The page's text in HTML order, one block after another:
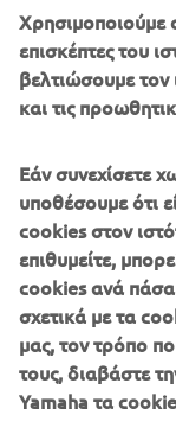
Αυτός ο
πρώτο σύστημα
και ένα "μακρύ
ροπή στις
ελαφρύς
Χρησιμοποιούμε
επισκέπτες του
βελτιώσουμε τον
και τις
Εάν συνεχίσετε
υποθέσουμε ότι
cookies στον
επιθυμείτε,
cookies ανά πάσα
σχετικά με τα
μας, τον τρόπο
τους, διαβάστε
Yamaha τα